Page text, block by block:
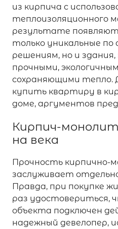
из кирпича с
теплоизоляционного
результате
только уникальные
решениям, но и
прочными,
сохраняющими тепло.
купить квартиру в
доме, аргументов
Кирпич-
на века
Прочность кирпично-
заслуживает
Правда, при покупке
раз удостовериться,
объекта подключен
надежный девелопер,